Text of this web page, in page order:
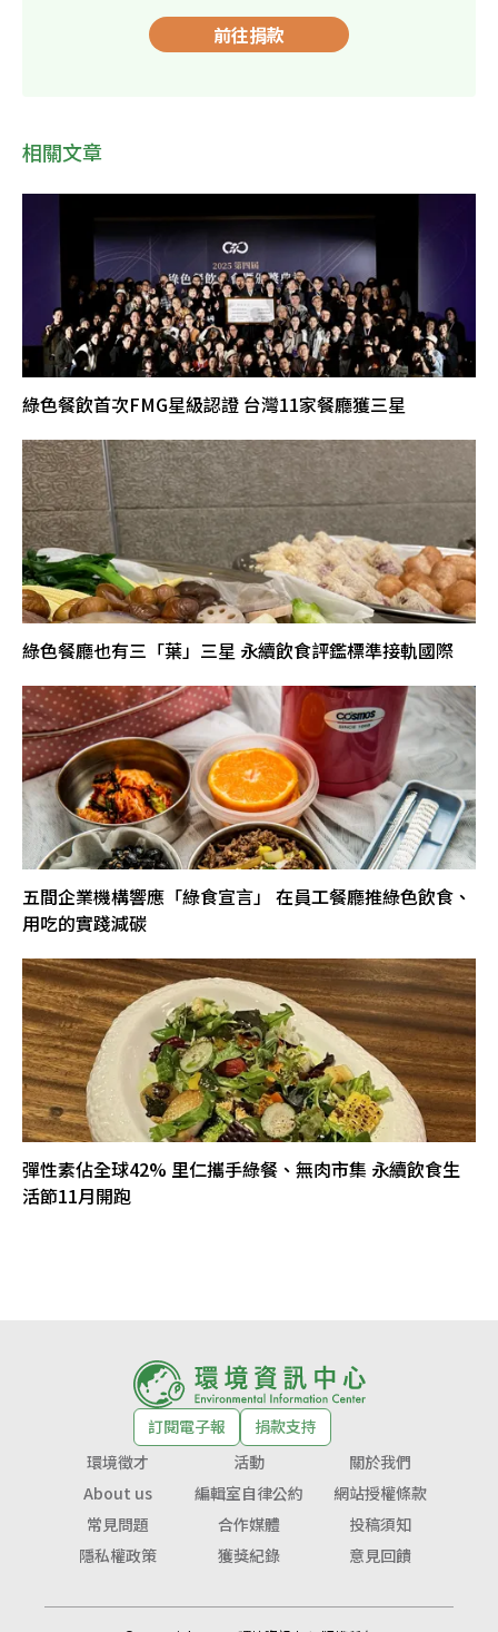
前往捐款
相關文章
綠色餐飲首次FMG星級認證 台灣11家餐廳獲三星
綠色餐廳也有三「葉」三星 永續飲食評鑑標準接軌國際
五間企業機構響應「綠食宣言」 在員工餐廳推綠色飲食、
用吃的實踐減碳
彈性素佔全球42% 里仁攜手綠餐、無肉市集 永續飲食生
活節11月開跑
訂閱電子報
捐款支持
環境徵才
活動
關於我們
About us
編輯室自律公約
網站授權條款
常見問題
合作媒體
投稿須知
隱私權政策
獲獎紀錄 意見回饋